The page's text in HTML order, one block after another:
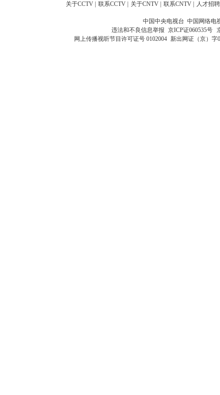
关于CCTV 联系CCTV 关于CNTV 联系CNTV 人才招聘
中国中央电视台 中国网络电
违法和不良信息举报 京ICP证060535号
网上传播视听节目许可证号 0102004 新出网证（京）